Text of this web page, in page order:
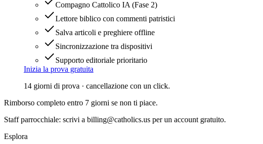
Compagno Cattolico IA (Fase 2)
Lettore biblico con commenti patristici
Salva articoli e preghiere offline
Sincronizzazione tra dispositivi
Supporto editoriale prioritario
Inizia la prova gratuita
14 giorni di prova · cancellazione con un click.
Rimborso completo entro 7 giorni se non ti piace.
Staff parrocchiale: scrivi a billing@catholics.us per un account gratuito.
Esplora